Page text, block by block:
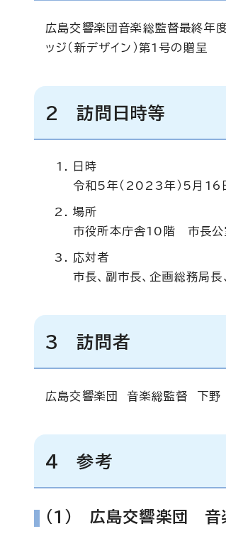
広島交響楽団音楽総監督最終年
ッジ（新デザイン）第1号の贈呈
2 訪問日時等
日時
令和5年（2023年）5月
場所
市役所本庁舎10階 市長公
応対者
市長、副市長、企画総務局
3 訪問者
広島交響楽団 音楽総監督 下野
4 参考
（1） 広島交響楽団